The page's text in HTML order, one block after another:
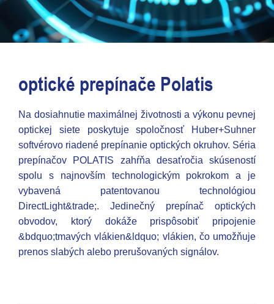
optické prepínače Polatis
Na dosiahnutie maximálnej životnosti a výkonu pevnej
optickej siete poskytuje spoločnosť Huber+Suhner
softvérovo riadené prepínanie optických okruhov. Séria
prepínačov POLATIS zahŕňa desaťročia skúseností
spolu s najnovším technologickým pokrokom a je
vybavená patentovanou technológiou
DirectLight&trade;. Jedinečný prepínač optických
obvodov, ktorý dokáže prispôsobiť pripojenie
&bdquo;tmavých vlákien&ldquo; vlákien, čo umožňuje
prenos slabých alebo prerušovaných signálov.